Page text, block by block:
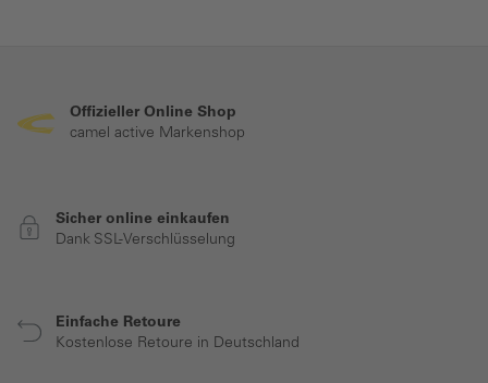
Offizieller Online Shop
camel active Markenshop
Sicher online einkaufen
Dank SSL-Verschlüsselung
Einfache Retoure
Kostenlose Retoure in Deutschland